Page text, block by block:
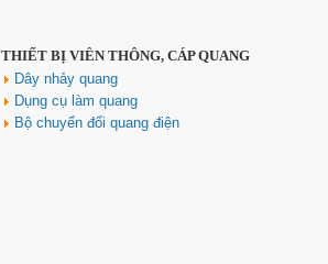
THIẾT BỊ VIỄN THÔNG, CÁP QUANG
Dây nhảy quang
Dụng cụ làm quang
Bộ chuyển đổi quang điện